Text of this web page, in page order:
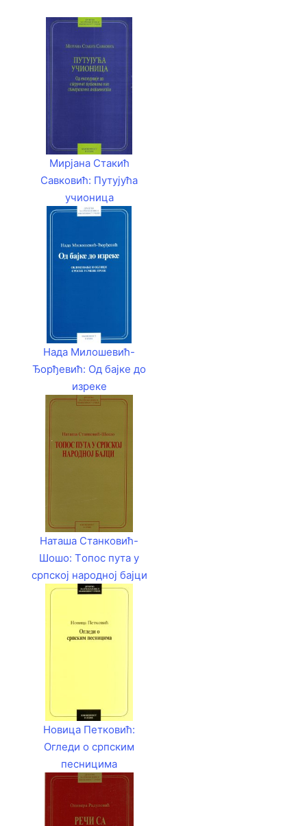
Мирјана Стакић
Савковић: Путујућа
учионица
Нада Милошевић-
Ђорђевић: Од бајке до
изреке
Наташа Станковић-
Шошо: Tопос пута у
српској народној бајци
Новица Петковић:
Огледи о српским
песницима